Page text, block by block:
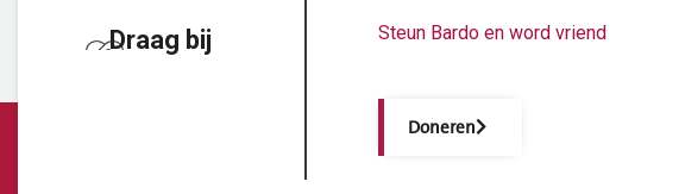
Draag bij Steun Bardo en word vriend
Doneren